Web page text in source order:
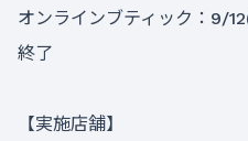
オンラインブティック：9/
終了
【実施店舗】